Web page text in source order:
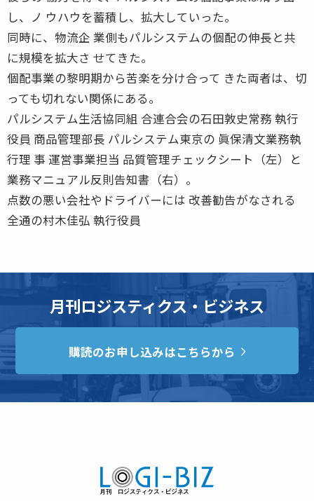
し、ノ ウハウを蓄積し、拡大していった。
同時に、物流企 業側もパルシステムの個配の伸長と共
に規模を拡大さ せてきた。
個配事業の黎明期から苦楽を分け合って きた両者は、切
っても切れない関係にある。
パルシステム生活協同組 合連合会の石田敦史常務 執行
役員 商品管理部長 パルシステム東京の 眞保清文業務執
行理 事 運営事業担当 品質管理チェックシート（左）と
業務マニュアル反則告知書（右）。
点数の悪い会社やドライバーには 改善勧告がなされる
全通の村木佳弘 執行役員
月刊ロジスティクス・ビジネス
購読のお申し込みはこちらから